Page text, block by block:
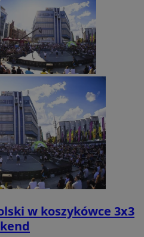
w koszykówce 3x3